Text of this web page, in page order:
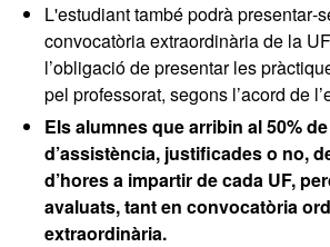
L'estudiant també podrà
convocatòria extraordinària de la
l’obligació de presentar les
pel professorat, segons l’acord de
Els alumnes que arribin al 50%
d’assistència, justificades o no,
d’hores a impartir de cada UF,
avaluats, tant en convocatòria
extraordinària.